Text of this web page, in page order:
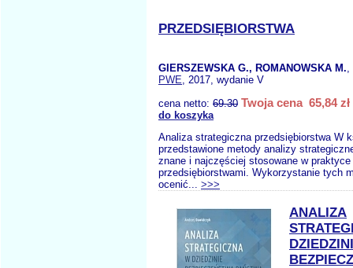
PRZEDSIĘBIORSTWA
GIERSZEWSKA G., ROMANOWSKA M.,
PWE, 2017, wydanie V
cena netto: 69.30 Twoja cena 65,84 zł
do koszyka
Analiza strategiczna przedsiębiorstwa W
przedstawione metody analizy
znane i najczęściej stosowane w
przedsiębiorstwami. Wykorzystanie tych
ocenić... >>>
ANALIZA